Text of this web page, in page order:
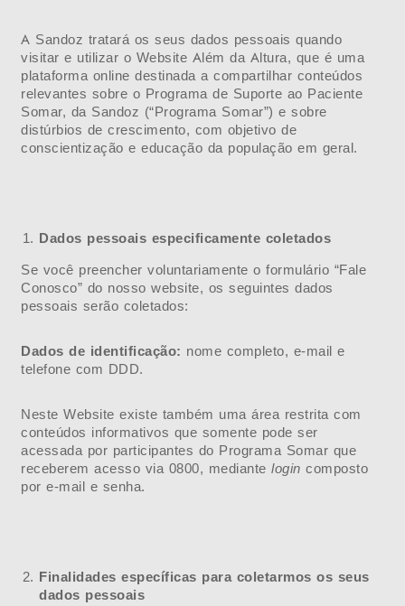
A Sandoz tratará os seus dados pessoais quando
visitar e utilizar o Website Além da Altura, que é uma
plataforma online destinada a compartilhar conteúdos
relevantes sobre o Programa de Suporte ao Paciente
Somar, da Sandoz (“Programa Somar”) e sobre
distúrbios de crescimento, com objetivo de
conscientização e educação da população em geral.
Dados pessoais especificamente coletados
Se você preencher voluntariamente o formulário “Fale
Conosco” do nosso website, os seguintes dados
pessoais serão coletados:
Dados de identificação: nome completo, e-mail e
telefone com DDD.
Neste Website existe também uma área restrita com
conteúdos informativos que somente pode ser
acessada por participantes do Programa Somar que
receberem acesso via 0800, mediantelogincomposto
por e-mail e senha.
Finalidades específicas para coletarmos os seus
dados pessoais